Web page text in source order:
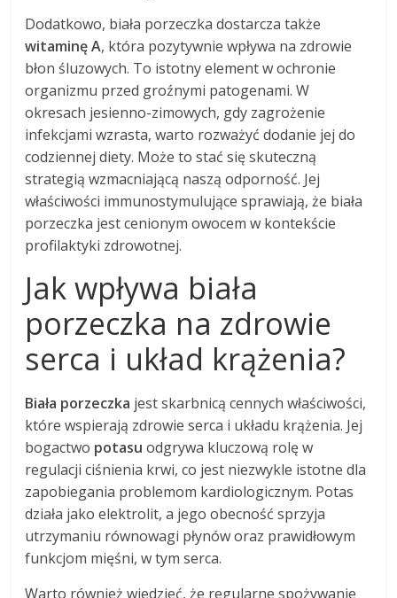
Dodatkowo, biała porzeczka dostarcza także
witaminę A, która pozytywnie wpływa na zdrowie
błon śluzowych. To istotny element w ochronie
organizmu przed groźnymi patogenami. W
okresach jesienno-zimowych, gdy zagrożenie
infekcjami wzrasta, warto rozważyć dodanie jej do
codziennej diety. Może to stać się skuteczną
strategią wzmacniającą naszą odporność. Jej
właściwości immunostymulujące sprawiają, że biała
porzeczka jest cenionym owocem w kontekście
profilaktyki zdrowotnej.
Jak wpływa biała
porzeczka na zdrowie
serca i układ krążenia?
Biała porzeczka jest skarbnicą cennych właściwości,
które wspierają zdrowie serca i układu krążenia. Jej
bogactwo potasu odgrywa kluczową rolę w
regulacji ciśnienia krwi, co jest niezwykle istotne dla
zapobiegania problemom kardiologicznym. Potas
działa jako elektrolit, a jego obecność sprzyja
utrzymaniu równowagi płynów oraz prawidłowym
funkcjom mięśni, w tym serca.
Warto również wiedzieć, że regularne spożywanie